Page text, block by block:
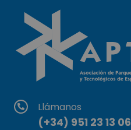
Llámanos
(+34) 951 23 13 06